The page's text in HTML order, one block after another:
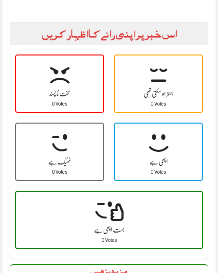
اس خبر پر اپنی رائے کا اظہار کریں
سخت نا پسند
0 Votes
بہتر ہو سکتی تھی
0 Votes
ٹھیک ہے
0 Votes
اچھی ہے
0 Votes
بہت اچھی ہے
0 Votes
مزید پڑھیں